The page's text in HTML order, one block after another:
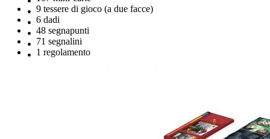
9 tessere di gioco (a due facce)
6 dadi
48 segnapunti
71 segnalini
1 regolamento